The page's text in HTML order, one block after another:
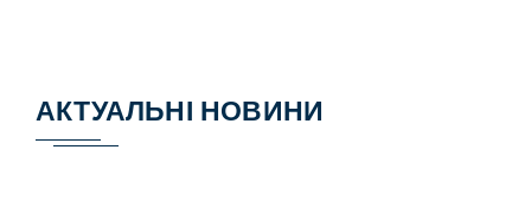
АКТУАЛЬНІ НОВИНИ